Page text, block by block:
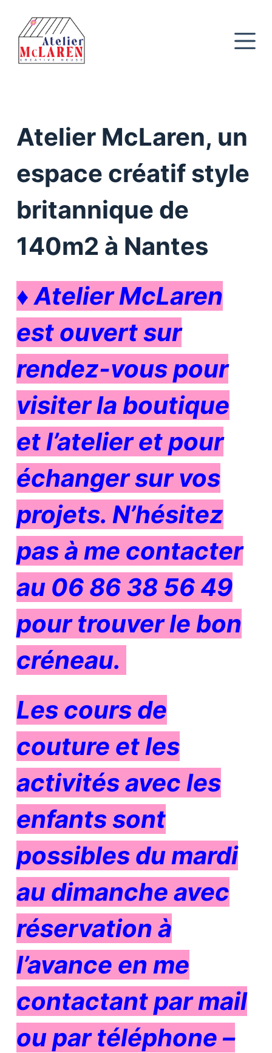
n
Atelier McLaren, un
espace créatif style
britannique de
140m2 à Nantes
♦Atelier McLaren
est ouvert sur
rendez-vouspour
visiter la boutique
et l’atelier et pour
échanger sur vos
projets. N’hésitez
pas à me contacter
au 06 86 38 56 49
pour trouver le bon
créneau.
Les cours de
couture et les
activités avec les
enfants sont
possibles du mardi
au dimanche avec
réservation à
l’avance en me
contactant par mail
ou par téléphone –